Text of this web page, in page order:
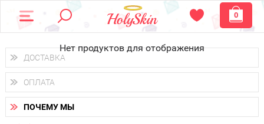
0
Нет продуктов для отображения
ДОСТАВКА
Доставка осуществляетсяпо всем городам России.
Вы можете выбрать доставку курьером, Почтой России или
получить заказ в пунктах выдачи PickPoint или пункте
самовывоза.
В 20 городах России доставка осуществляется ужена
ОПЛАТА
Вы можете оплатить свой заказ любым удобным способом:
наличными деньгами (
ПОЧЕМУ МЫ